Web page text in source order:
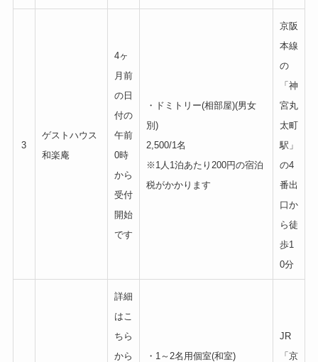
3
ゲストハウス
和楽庵
4ヶ
月前
の日
付の
午前
0時
から
受付
開始
です
・ドミトリー(相部屋)(男女
別)
2,500/1名
※1人1泊あたり200円の宿泊
税がかかります
京阪
本線
の
「神
宮丸
太町
駅」
の4
番出
口か
ら徒
歩1
0分
詳細
はこ
ちら
から
・1～2名用個室(和室)
JR
「京